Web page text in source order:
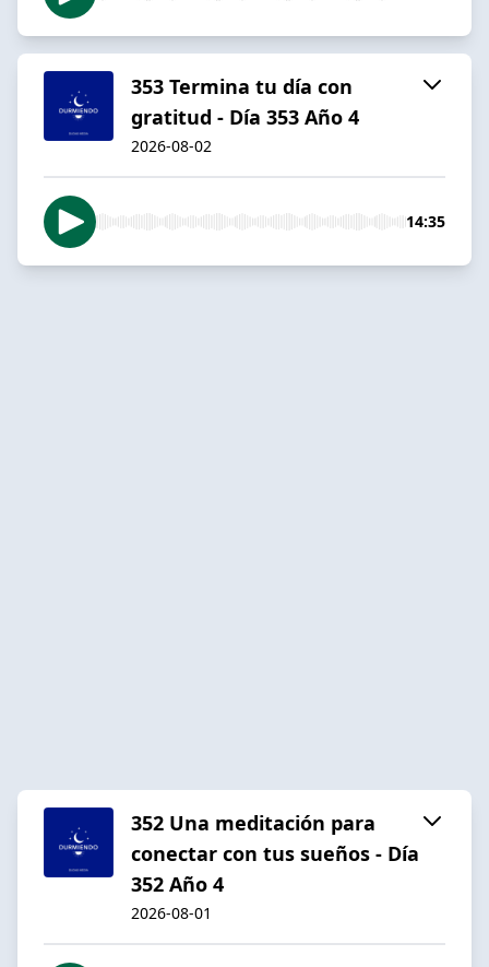
353 Termina tu día con
gratitud - Día 353 Año 4
2026-08-02
14:35
352 Una meditación para
conectar con tus sueños - Día
352 Año 4
2026-08-01